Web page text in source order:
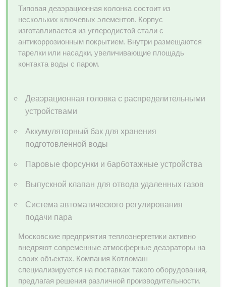
Типовая деаэрационная колонка состоит из
нескольких ключевых элементов. Корпус
изготавливается из углеродистой стали с
антикоррозионным покрытием. Внутри размещаются
тарелки или насадки, увеличивающие площадь
контакта воды с паром.
Деаэрационная головка с распределительными
устройствами
Аккумуляторный бак для хранения
подготовленной воды
Паровые форсунки и барботажные устройства
Выпускной клапан для отвода удаленных газов
Система автоматического регулирования
подачи пара
Московские предприятия теплоэнергетики активно
внедряют современные атмосферные деаэраторы на
своих объектах. Компания Котломаш
специализируется на поставках такого оборудования,
предлагая решения различной производительности.